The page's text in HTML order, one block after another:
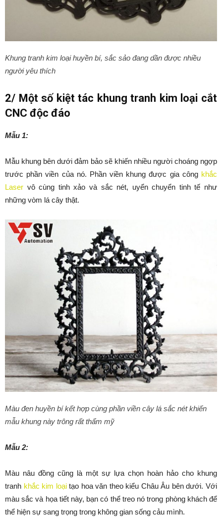
Khung tranh kim loại huyền bí, sắc sảo đang dần được nhiều
người yêu thích
2/ Một số kiệt tác khung tranh kim loại cắt
CNC độc đáo
Mẫu 1:
Mẫu khung bên dưới đảm bảo sẽ khiến nhiều người choáng ngợp
trước phần viền của nó. Phần viền khung được gia công khắc
Laser vô cùng tinh xảo và sắc nét, uyển chuyển tinh tế như
những vòm lá cây thật.
Màu đen huyền bí kết hợp cùng phần viền cây lá sắc nét khiến
mẫu khung này trông rất thẩm mỹ
Mẫu 2:
Màu nâu đồng cũng là một sự lựa chọn hoàn hảo cho khung
tranh khắc kim loạitạo hoa văn theo kiểu Châu Âu bên dưới. Với
màu sắc và họa tiết này, bạn có thể treo nó trong phòng khách để
thể hiện sự sang trọng trong không gian sống cảu mình.